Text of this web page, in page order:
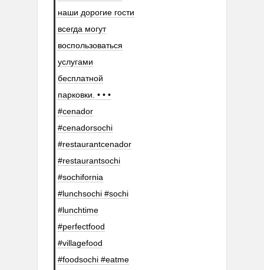
наши дорогие гости
всегда могут
воспользоваться
услугами
бесплатной
парковки. • • •
#cenador
#cenadorsochi
#restaurantcenador
#restaurantsochi
#sochifornia
#lunchsochi #sochi
#lunchtime
#perfectfood
#villagefood
#foodsochi #eatme